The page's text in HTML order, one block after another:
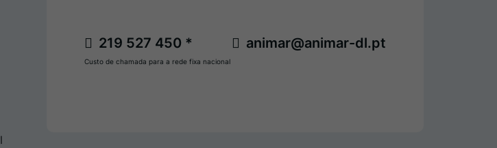
219 527 450 * animar@animar-dl.pt
Custo de chamada para a rede fixa nacional